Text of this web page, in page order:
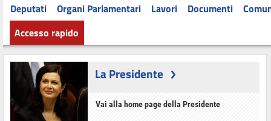
Deputati Organi Parlamentari Lavori Documenti
Accesso rapido
La Presidente
Vai alla home page della Presidente